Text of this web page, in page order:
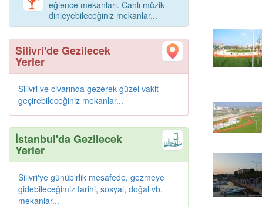
eğlence mekanları. Canlı müzik
dinleyebileceğiniz mekanlar...
Silivri'de Gezilecek
Yerler
Silivri ve civarında gezerek güzel vakit
geçirebileceğiniz mekanlar...
İstanbul'da Gezilecek
Yerler
Silivri'ye günübirlik mesafede, gezmeye
gidebileceğimiz tarihi, sosyal, doğal vb.
mekanlar...